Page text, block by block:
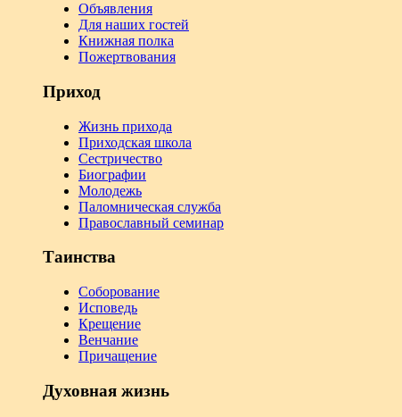
Объявления
Для наших гостей
Книжная полка
Пожертвования
Приход
Жизнь прихода
Приходская школа
Сестричество
Биографии
Молодежь
Паломническая служба
Православный семинар
Таинства
Соборование
Исповедь
Крещение
Венчание
Причащение
Духовная жизнь